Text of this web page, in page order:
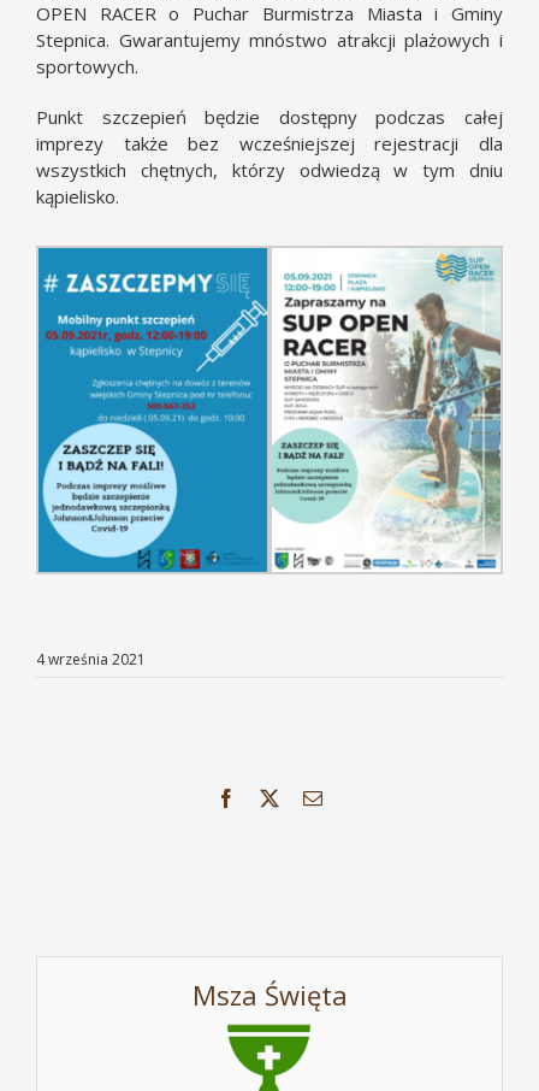
OPEN RACER o Puchar Burmistrza Miasta i Gminy
Stepnica. Gwarantujemy mnóstwo atrakcji plażowych i
sportowych.
Punkt szczepień będzie dostępny podczas całej
imprezy także bez wcześniejszej rejestracji dla
wszystkich chętnych, którzy odwiedzą w tym dniu
kąpielisko.
4 września 2021
Facebook Email
Msza Święta